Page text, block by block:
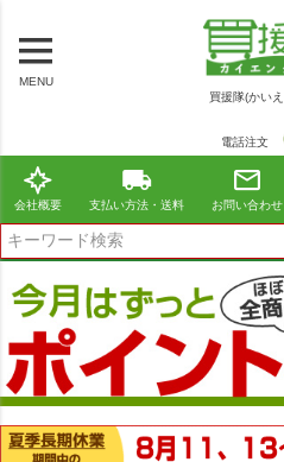
MENU
買援隊(かい
電話注文
会社概要 支払い方法・送料 お問い合わせ